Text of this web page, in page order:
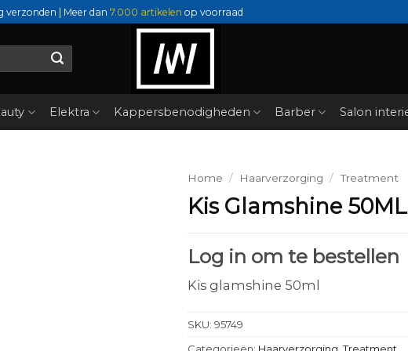
verzonden | Meer dan 7.000 artikelen op voorraad
Elektra Kappersbenodigheden Barber Salon
Home / Haarverzorging / Treatment
Kis Glamshine 50ML
Log in om te bestellen
Kis glamshine 50ml
SKU: 95749